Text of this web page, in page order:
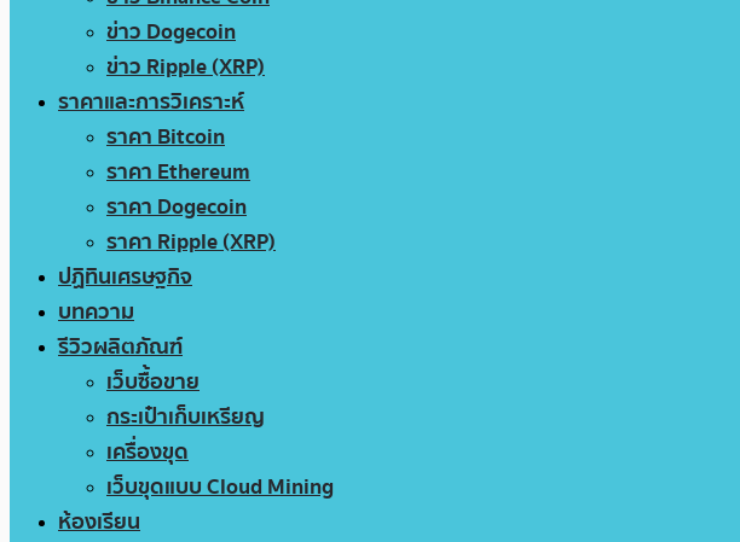
ข่าว Dogecoin
ข่าว Ripple (XRP)
ราคาและการวิเคราะห์
ราคา Bitcoin
ราคา Ethereum
ราคา Dogecoin
ราคา Ripple (XRP)
ปฏิทินเศรษฐกิจ
บทความ
รีวิวผลิตภัณฑ์
เว็บซื้อขาย
กระเป๋าเก็บเหรียญ
เครื่องขุด
เว็บขุดแบบ Cloud Mining
ห้องเรียน